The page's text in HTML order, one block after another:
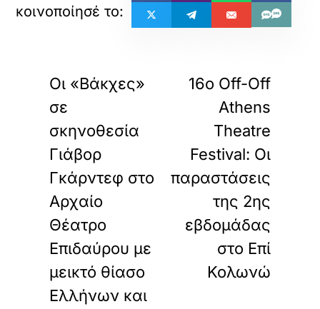
Οι «Βάκχες»
σε
σκηνοθεσία
Γιάβορ
Γκάρντεφ στο
Αρχαίο
Θέατρο
Επιδαύρου με
μεικτό θίασο
Ελλήνων και
16ο Off-Off
Athens
Theatre
Festival: Οι
παραστάσεις
της 2ης
εβδομάδας
στο Επί
Κολωνώ